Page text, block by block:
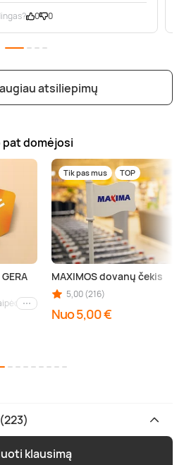
0 0
atsiliepimų
pat domėjosi
(aps.), Palanga (aps.), Nida (aps.),
Kiti miestai
Tik pas mus TOP
MAXIMOS dovanų čekis
5,00 (216)
Nuo 5,00 €
klausimą